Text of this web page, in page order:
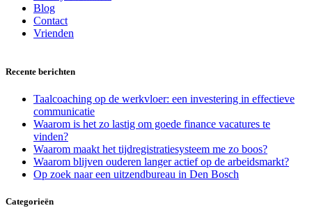
Blog
Contact
Vrienden
Recente berichten
Taalcoaching op de werkvloer: een investering in effectieve
communicatie
Waarom is het zo lastig om goede finance vacatures te
vinden?
Waarom maakt het tijdregistratiesysteem me zo boos?
Waarom blijven ouderen langer actief op de arbeidsmarkt?
Op zoek naar een uitzendbureau in Den Bosch
Categorieën